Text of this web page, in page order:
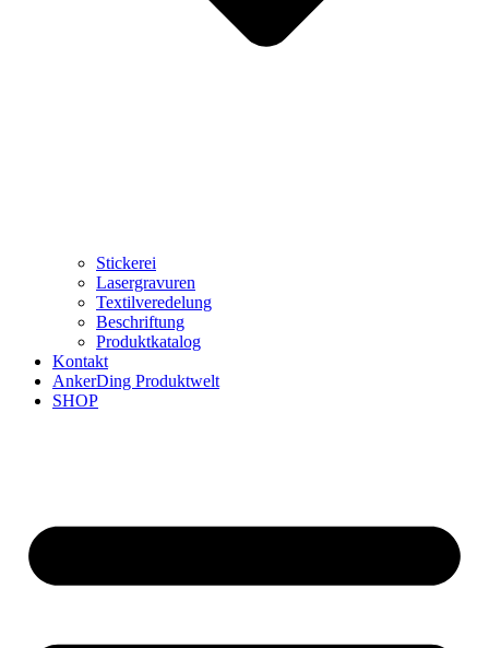
Stickerei
Lasergravuren
Textilveredelung
Beschriftung
Produktkatalog
Kontakt
AnkerDing Produktwelt
SHOP